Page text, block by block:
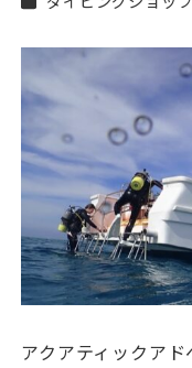
アクアティックア